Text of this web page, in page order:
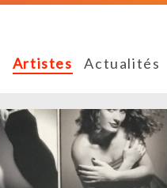
Artistes Actualités